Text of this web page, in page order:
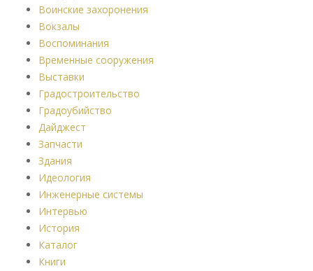
Воинские захоронения
Вокзалы
Воспоминания
Временные сооружения
Выставки
Градостроительство
Градоубийство
Дайджест
Запчасти
Здания
Идеология
Инженерные системы
Интервью
История
Каталог
Книги